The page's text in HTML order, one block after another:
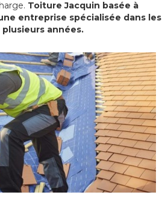
Toiture Jacquin basée à
entreprise spécialisée dans les
années.